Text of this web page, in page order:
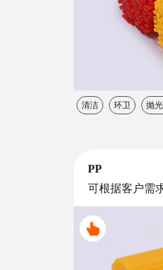
清洁 环卫 抛
PP
可根据客户需